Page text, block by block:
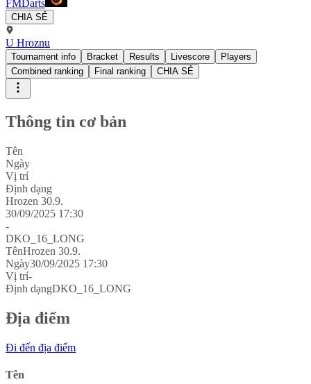
FMDarts
CHIA SẺ
U Hroznu
Tournament info Bracket Results Livescore
Players
Combined ranking
Final ranking CHIA SẺ
Thông tin cơ bản
Tên
Ngày
Vị trí
Định dạng
Hrozen 30.9.
30/09/2025 17:30
-
DKO_16_LONG
TênHrozen 30.9.
Ngày30/09/2025 17:30
Vị trí-
Định dạngDKO_16_LONG
Địa điểm
Đi đến địa điểm
Tên